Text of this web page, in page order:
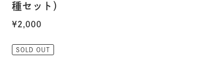
種セット）
¥2,000
SOLD OUT